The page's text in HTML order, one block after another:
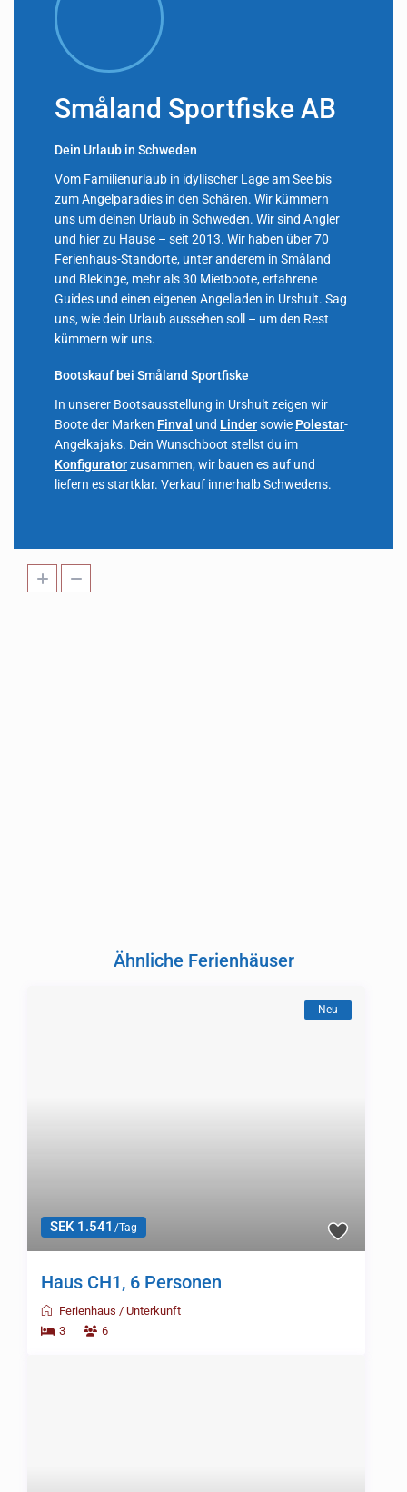
Småland Sportfiske AB
Dein Urlaub in Schweden
Vom Familienurlaub in idyllischer Lage am See bis
zum Angelparadies in den Schären. Wir kümmern
uns um deinen Urlaub in Schweden. Wir sind Angler
und hier zu Hause – seit 2013. Wir haben über 70
Ferienhaus-Standorte, unter anderem in Småland
und Blekinge, mehr als 30 Mietboote, erfahrene
Guides und einen eigenen Angelladen in Urshult. Sag
uns, wie dein Urlaub aussehen soll – um den Rest
kümmern wir uns.
Bootskauf bei Småland Sportfiske
In unserer Bootsausstellung in Urshult zeigen wir
Boote der Marken Finval und Lindersowie Polestar-
Angelkajaks. Dein Wunschboot stellst du im
Konfiguratorzusammen, wir bauen es auf und
liefern es startklar. Verkauf innerhalb Schwedens.
Ähnliche Ferienhäuser
SEK 1.541 /Tag
Neu
Haus CH1, 6 Personen
Ferienhaus /Unterkunft
3
6